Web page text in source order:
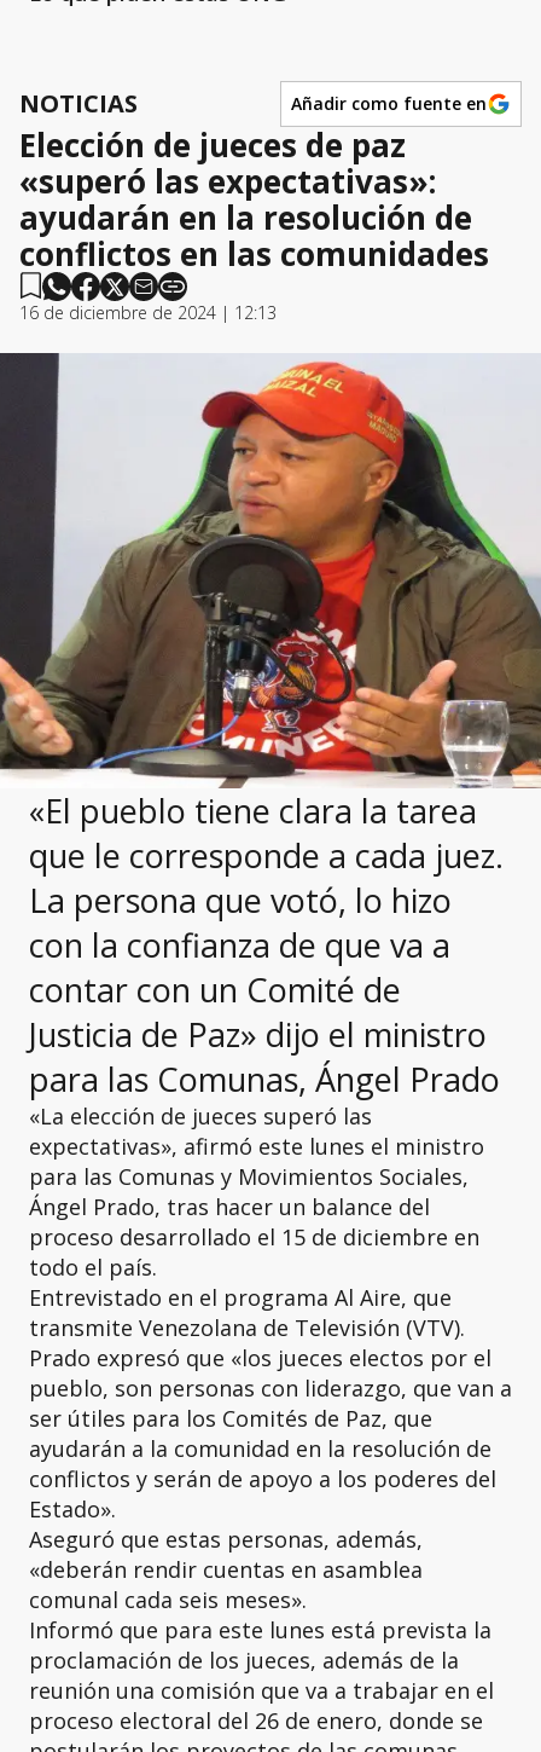
NOTICIAS Añadir como fuente en
Elección de jueces de paz
«superó las expectativas»:
ayudarán en la resolución de
conflictos en las comunidades
16 de diciembre de 2024 | 12:13
«El pueblo tiene clara la tarea
que le corresponde a cada juez.
La persona que votó, lo hizo
con la confianza de que va a
contar con un Comité de
Justicia de Paz» dijo el ministro
para las Comunas, Ángel Prado
«La elección de jueces superó las
expectativas», afirmó este lunes el ministro
para las Comunas y Movimientos Sociales,
Ángel Prado, tras hacer un balance del
proceso desarrollado el 15 de diciembre en
todo el país.
Entrevistado en el programa Al Aire, que
transmite Venezolana de Televisión (VTV).
Prado expresó que «los jueces electos por el
pueblo, son personas con liderazgo, que van a
ser útiles para los Comités de Paz, que
ayudarán a la comunidad en la resolución de
conflictos y serán de apoyo a los poderes del
Estado».
Aseguró que estas personas, además,
«deberán rendir cuentas en asamblea
comunal cada seis meses».
Informó que para este lunes está prevista la
proclamación de los jueces, además de la
reunión una comisión que va a trabajar en el
proceso electoral del 26 de enero, donde se